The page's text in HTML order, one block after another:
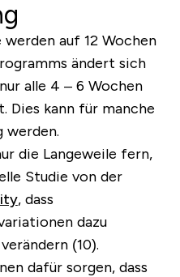
werden auf 12 Wochen
ändert sich
alle 4 – 6 Wochen
Dies kann für manche
werden.
die Langeweile fern,
Studie von der
, dass
dazu
(10).
dafür sorgen, dass